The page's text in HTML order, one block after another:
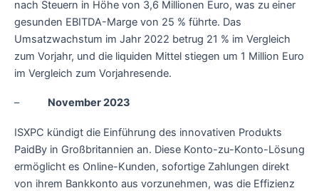
nach Steuern in Höhe von 3,6 Millionen Euro, was zu einer
gesunden EBITDA-Marge von 25 % führte. Das
Umsatzwachstum im Jahr 2022 betrug 21 % im Vergleich
zum Vorjahr, und die liquiden Mittel stiegen um 1 Million Euro
im Vergleich zum Vorjahresende.
– November 2023
ISXPC kündigt die Einführung des innovativen Produkts
PaidBy in Großbritannien an. Diese Konto-zu-Konto-Lösung
ermöglicht es Online-Kunden, sofortige Zahlungen direkt
von ihrem Bankkonto aus vorzunehmen, was die Effizienz